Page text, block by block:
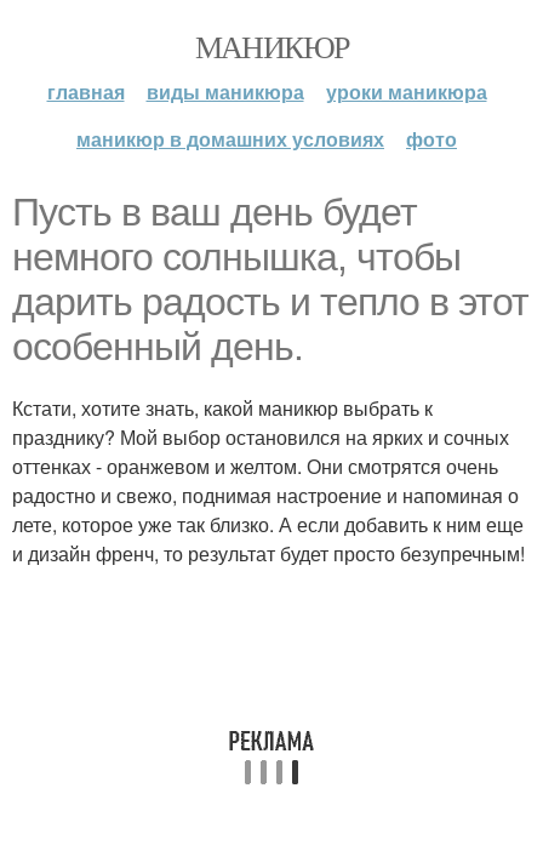
МАНИКЮР
главная виды маникюра
уроки маникюра
маникюр в домашних условиях
фото
Пусть в ваш день будет
немного солнышка, чтобы
дарить радость и тепло в этот
особенный день.
Кстати, хотите знать, какой маникюр выбрать к
празднику? Мой выбор остановился на ярких и сочных
оттенках - оранжевом и желтом. Они смотрятся очень
радостно и свежо, поднимая настроение и напоминая о
лете, которое уже так близко. А если добавить к ним еще
и дизайн френч, то результат будет просто безупречным!